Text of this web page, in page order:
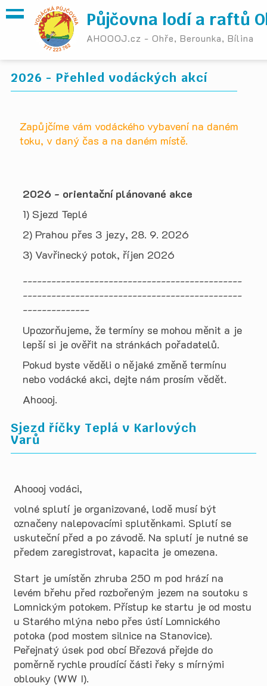
Půjčovna lodí a raftů
AHOOOJ.cz - Ohře, Berounka, Bílina
2026 - Přehled vodáckých akcí
Zapůjčíme vám vodáckého vybavení na daném
toku, v daný čas a na daném místě.
2026 - orientační plánované akce
1) Sjezd Teplé
2) Prahou přes 3 jezy, 28. 9. 2026
3) Vavřinecký potok, říjen 2026
----------------------------------------------
----------------------------------------------
--------------
Upozorňujeme, že termíny se mohou měnit a je
lepší si je ověřit na stránkách pořadatelů.
Pokud byste věděli o nějaké změně termínu
nebo vodácké akci, dejte nám prosím vědět.
Ahoooj.
Sjezd říčky Teplá v Karlových
Varů
Ahoooj vodáci,
volné splutí je organizované, lodě musí být
označeny nalepovacími splutěnkami. Splutí se
uskuteční před a po závodě. Na splutí je nutné se
předem zaregistrovat, kapacita je omezena.
Start je umístěn zhruba 250 m pod hrází na
levém břehu před rozbořeným jezem na soutoku s
Lomnickým potokem. Přístup ke startu je od mostu
u Starého mlýna nebo přes ústí Lomnického
potoka (pod mostem silnice na Stanovice).
Peřejnatý úsek pod obcí Březová přejde do
poměrně rychle proudící části řeky s mírnými
oblouky (WW I).